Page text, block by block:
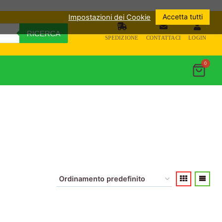
RICERCA SPEDIZIONE CONTATTACI LOGIN
0
Impostazioni dei Cookie Accetta tutti